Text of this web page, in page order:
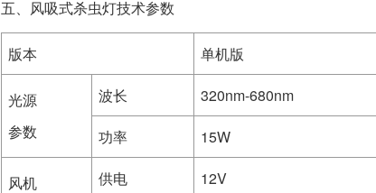
五、风吸式杀虫灯技术参数
版本 单机版
光源
参数
波长
320nm-680nm
功率
15W
风机
供电
12V